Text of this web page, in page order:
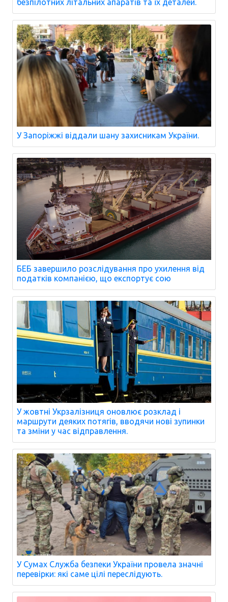
безпілотних літальних апаратів та їх деталей.
У Запоріжжі віддали шану захисникам України.
БЕБ завершило розслідування про ухилення від
податків компанією, що експортує сою
У жовтні Укрзалізниця оновлює розклад і
маршрути деяких потягів, вводячи нові зупинки
та зміни у час відправлення.
У Сумах Служба безпеки України провела значні
перевірки: які саме цілі переслідують.